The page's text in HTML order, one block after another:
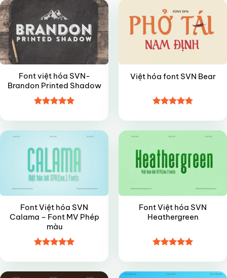
Font việt hóa SVN-
Brandon Printed Shadow
hạng55
sao
Việt hóa font SVN Bear
hạng4.85
sao
Font Việt hóa SVN
Calama – Font MV Phép
màu
hạng55
sao
Font Việt hóa SVN
Heathergreen
hạng55
sao